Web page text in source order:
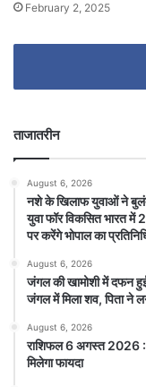
February 2, 2025
ताजातरीन
August 6, 2026
नशे के खिलाफ युवाओं ने
युवा फॉर विकसित भारत में
पर करेंगे भोपाल का
August 6, 2026
जंगल की खामोशी में दफन हुई
जंगल में मिला शव, पिता ने
August 6, 2026
राशिफल 6 अगस्त 2026 :
मिलेगा फायदा